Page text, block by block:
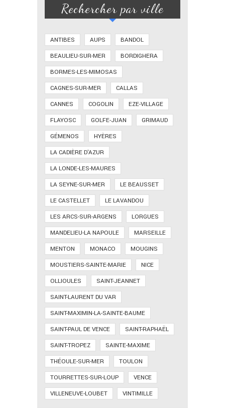
Rechercher par ville
ANTIBES AUPS
BANDOL
BEAULIEU-SUR-MER
BORDIGHERA
BORMES-LES-MIMOSAS
CAGNES-SUR-MER
CALLAS
CANNES
COGOLIN
EZE-VILLAGE
FLAYOSC
GOLFE-JUAN
GRIMAUD
GÉMENOS
HYÈRES
LA CADIÈRE D'AZUR
LA LONDE-LES-MAURES
LA SEYNE-SUR-MER
LE BEAUSSET
LE CASTELLET
LE LAVANDOU
LES ARCS-SUR-ARGENS
LORGUES
MANDELIEU-LA NAPOULE
MARSEILLE
MENTON
MONACO
MOUGINS
MOUSTIERS-SAINTE-MARIE
NICE
OLLIOULES
SAINT-JEANNET
SAINT-LAURENT DU VAR
SAINT-MAXIMIN-LA-SAINTE-BAUME
SAINT-PAUL DE VENCE
SAINT-RAPHAËL
SAINT-TROPEZ
SAINTE-MAXIME
THÉOULE-SUR-MER
TOULON
TOURRETTES-SUR-LOUP
VENCE
VILLENEUVE-LOUBET
VINTIMILLE